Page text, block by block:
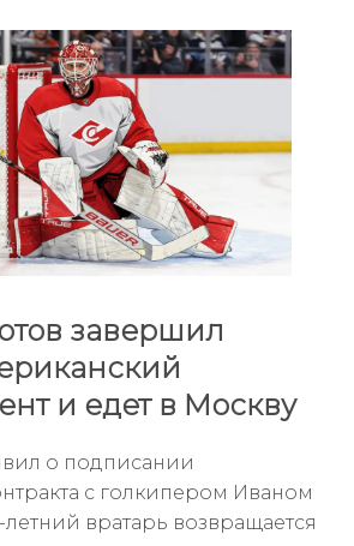
завершил
и едет в Москву
о подписании
с голкипером Иваном
вратарь возвращается